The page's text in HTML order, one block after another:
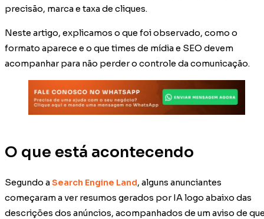
precisão, marca e taxa de cliques.
Neste artigo, explicamos o que foi observado, como o
formato aparece e o que times de mídia e SEO devem
acompanhar para não perder o controle da comunicação.
O que está acontecendo
Segundo aSearch Engine Land, alguns anunciantes
começaram a ver resumos gerados por IA logo abaixo das
descrições dos anúncios, acompanhados de um aviso de